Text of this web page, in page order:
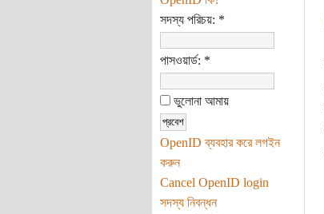
সদস্য পরিচয়: *
পাসওয়ার্ড: *
ভুলোনা আমায়
OpenID ব্যবহার করে লগইন
করুন
Cancel OpenID login
সদস্য নিবন্ধন